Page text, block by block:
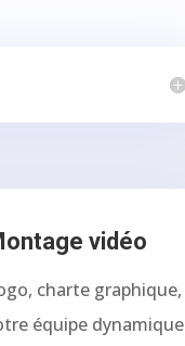
vidéo
charte graphique,
équipe dynamique